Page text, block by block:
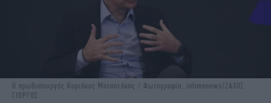
GREEN
iAUTOKINITO
iGASTRONOMIE
iBOOKS
ΖΩΔΙΑ
OSCARS
Ο πρωθυπουργός Κυριάκος Μητσοτάκης / Φωτογραφία: intimenews/ΖΑΧΟΣ
ΓΙΩΡΓΟΣ